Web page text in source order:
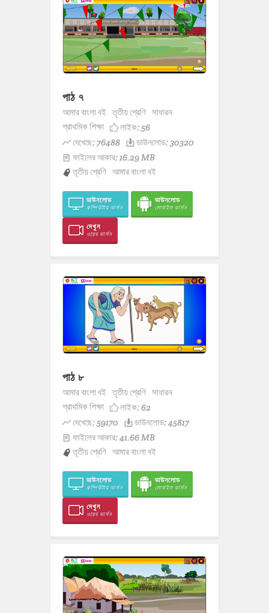
পাঠ ৭
আমার বাংলা বই তৃতীয় শ্রেণি সাধারন
প্রাথমিক শিক্ষা
লাইক:56
দেখেছে: 76488
ডাউনলোড: 30320
ফাইলের আকার: 16.29 MB
তৃতীয় শ্রেণি আমার বাংলা বই
ডাউনলোড
কম্পিউটার ভার্সন
ডাউনলোড
মোবাইল ভার্সন
দেখুন
ওয়েব ভার্সন
পাঠ ৮
আমার বাংলা বই তৃতীয় শ্রেণি সাধারন
প্রাথমিক শিক্ষা
লাইক:62
দেখেছে: 59170
ডাউনলোড: 45817
ফাইলের আকার: 41.66 MB
তৃতীয় শ্রেণি আমার বাংলা বই
ডাউনলোড
কম্পিউটার ভার্সন
ডাউনলোড
মোবাইল ভার্সন
দেখুন
ওয়েব ভার্সন